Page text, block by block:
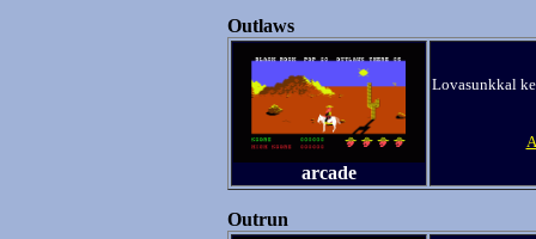
Outlaws
arcade
Lovasunkkal
Outrun